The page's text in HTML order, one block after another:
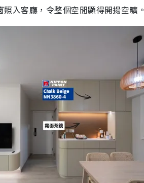
入客廳，令整個空閒顯得開揚空曠。